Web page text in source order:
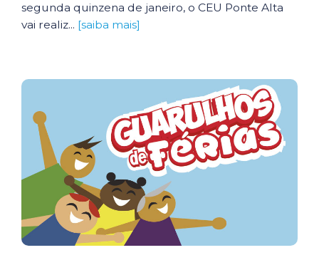
segunda quinzena de janeiro, o CEU Ponte Alta
vai realiz... [saiba mais]